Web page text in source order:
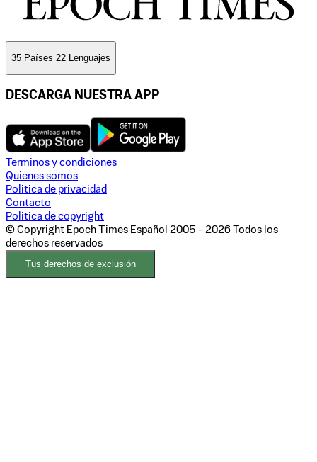
35 Países 22 Lenguajes
DESCARGA NUESTRA APP
Terminos y condiciones
Quienes somos
Politica de privacidad
Contacto
Politica de copyright
© Copyright Epoch Times Español 2005 - 2026 Todos los
derechos reservados
Tus derechos de exclusión